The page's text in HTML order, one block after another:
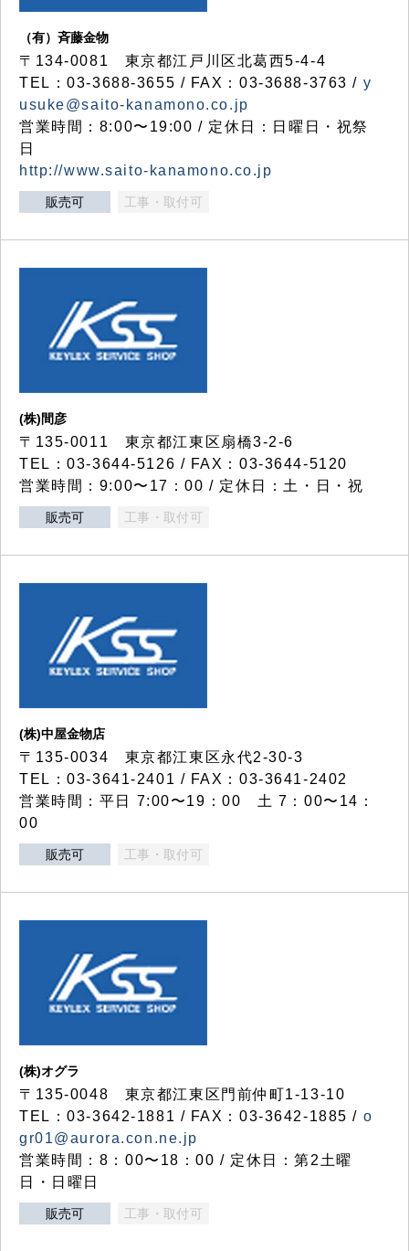
（有）斉藤金物
〒134-0081 東京都江戸川区北葛西5-4-4
TEL：03-3688-3655 / FAX：03-3688-3763 / y
usuke@saito-kanamono.co.jp
営業時間：8:00〜19:00 / 定休日：日曜日・祝祭
日
http://www.saito-kanamono.co.jp
販売可 工事・取付可
(株)間彦
〒135-0011 東京都江東区扇橋3-2-6
TEL：03-3644-5126 / FAX：03-3644-5120
営業時間：9:00〜17：00 / 定休日：土・日・祝
販売可 工事・取付可
(株)中屋金物店
〒135-0034 東京都江東区永代2-30-3
TEL：03-3641-2401 / FAX：03-3641-2402
営業時間：平日 7:00〜19：00 土 7：00〜14：
00
販売可 工事・取付可
(株)オグラ
〒135-0048 東京都江東区門前仲町1-13-10
TEL：03-3642-1881 / FAX：03-3642-1885 / o
gr01@aurora.con.ne.jp
営業時間：8：00〜18：00 / 定休日：第2土曜
日・日曜日
販売可 工事・取付可